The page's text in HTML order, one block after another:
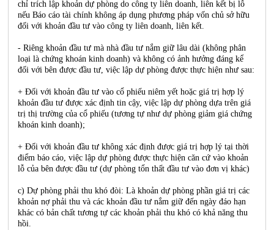
chỉ trích lập khoản dự phòng do công ty liên doanh, liên kết bị lỗ
nếu Báo cáo tài chính không áp dụng phương pháp vốn chủ sở hữu
đối với khoản đầu tư vào công ty liên doanh, liên kết.
- Riêng khoản đầu tư mà nhà đầu tư nắm giữ lâu dài (không phân
loại là chứng khoán kinh doanh) và không có ảnh hưởng đáng kể
đối với bên được đầu tư, việc lập dự phòng được thực hiện như sau:
+ Đối với khoản đầu tư vào cổ phiếu niêm yết hoặc giá trị hợp lý
khoản đầu tư được xác định tin cậy, việc lập dự phòng dựa trên giá
trị thị trường của cổ phiếu (tương tự như dự phòng giảm giá chứng
khoán kinh doanh);
+ Đối với khoản đầu tư không xác định được giá trị hợp lý tại thời
điểm báo cáo, việc lập dự phòng được thực hiện căn cứ vào khoản
lỗ của bên được đầu tư (dự phòng tổn thất đầu tư vào đơn vị khác)
c) Dự phòng phải thu khó đòi: Là khoản dự phòng phần giá trị các
khoản nợ phải thu và các khoản đầu tư nắm giữ đến ngày đáo hạn
khác có bản chất tương tự các khoản phải thu khó có khả năng thu
hồi.